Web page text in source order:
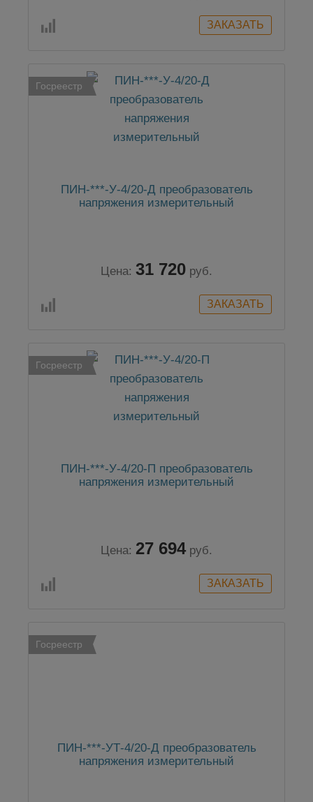
Госреестр
ПИН-***-У-4/20-Д преобразователь
напряжения измерительный
Цена: 31 720 руб.
Госреестр
ПИН-***-У-4/20-П преобразователь
напряжения измерительный
Цена: 27 694 руб.
Госреестр
ПИН-***-УТ-4/20-Д преобразователь
напряжения измерительный